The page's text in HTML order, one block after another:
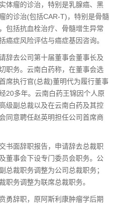
体瘤的诊治，特别是乳腺癌、黑
的诊治(包括CAR-T)，特别是骨髓
包括抗血栓治疗、骨髓增生异常
癌症风险评估与癌症基因咨询。
辞去公司第十届董事会董事长及
职务。云南白药称，在董事会选
席执行官(总裁)董明代为履行董事
20多年。云南白药王锦因个人原
级副总裁以及在云南白药及其控
同意聘任赵英明担任公司首席商
书面辞职报告，申请辞去总裁职
董事会下设专门委员会职务。公
总裁职务调整为公司总裁职务；
职务调整为联席总裁职务。
勇辞职，原阿斯利康肿瘤学后期